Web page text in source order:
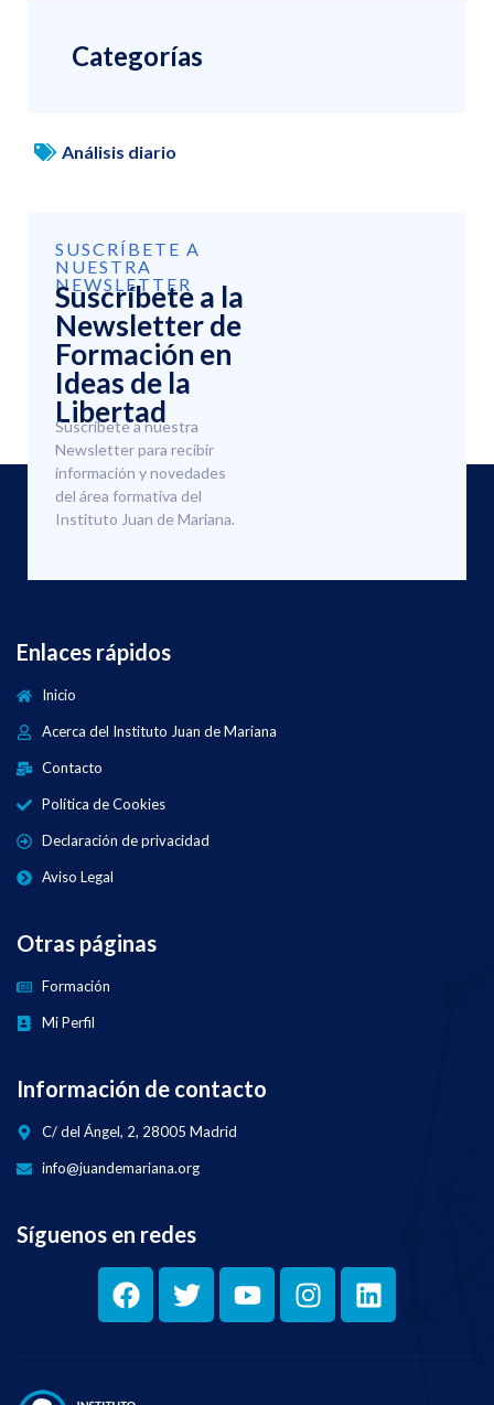
Categorías
Análisis diario
SUSCRÍBETE A
NUESTRA
NEWSLETTER
Suscríbete a la
Newsletter de
Formación en
Ideas de la
Libertad
Suscríbete a nuestra
Newsletter para recibir
información y novedades
del área formativa del
Instituto Juan de Mariana.
Enlaces rápidos
Inicio
Acerca del Instituto Juan de Mariana
Contacto
Política de Cookies
Declaración de privacidad
Aviso Legal
Otras páginas
Formación
Mi Perfil
Información de contacto
C/ del Ángel, 2, 28005 Madrid
info@juandemariana.org
Síguenos en redes